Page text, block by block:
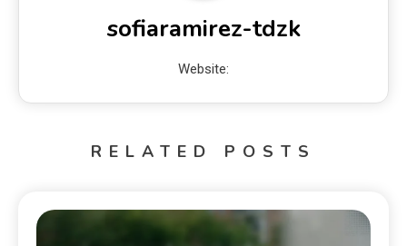
sofiaramirez-tdzk
Website:
RELATED POSTS